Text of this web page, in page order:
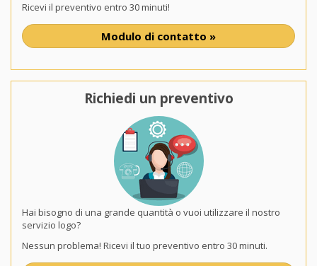
Ricevi il preventivo entro 30 minuti!
Modulo di contatto »
Richiedi un preventivo
Hai bisogno di una grande quantità o vuoi utilizzare il nostro
servizio logo?
Nessun problema! Ricevi il tuo preventivo entro 30 minuti.